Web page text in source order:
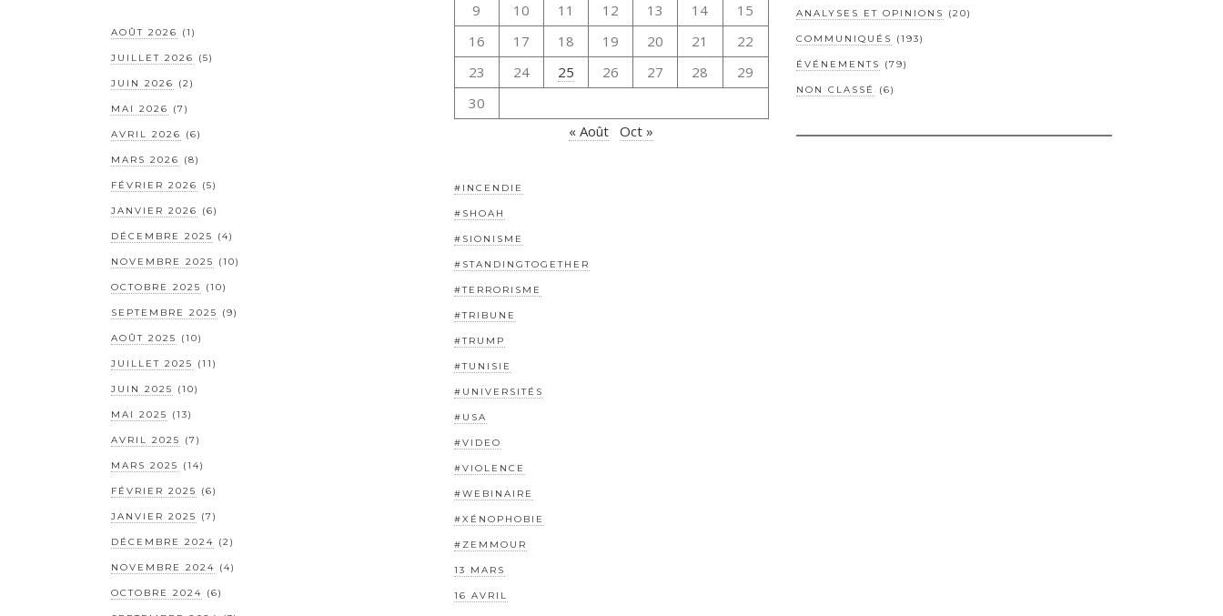
AOÛT 2026 (1)
JUILLET 2026 (5)
JUIN 2026 (2)
MAI 2026 (7)
AVRIL 2026 (6)
MARS 2026 (8)
FÉVRIER 2026 (5)
JANVIER 2026 (6)
DÉCEMBRE 2025 (4)
NOVEMBRE 2025 (10)
OCTOBRE 2025 (10)
SEPTEMBRE 2025 (9)
AOÛT 2025 (10)
JUILLET 2025 (11)
JUIN 2025 (10)
MAI 2025 (13)
AVRIL 2025 (7)
MARS 2025 (14)
FÉVRIER 2025 (6)
JANVIER 2025 (7)
DÉCEMBRE 2024 (2)
NOVEMBRE 2024 (4)
OCTOBRE 2024 (6)
9
10 11 12 13 14
15
16
17 18 19 20 21
22
23
24 25 26 27 28
29
30
« Août
Oct »
#INCENDIE
#SHOAH
#SIONISME
#STANDINGTOGETHER
#TERRORISME
#TRIBUNE
#TRUMP
#TUNISIE
#UNIVERSITÉS
#USA
#VIDEO
#VIOLENCE
#WEBINAIRE
#XÉNOPHOBIE
#ZEMMOUR
13 MARS
16 AVRIL
ANALYSES ET OPINIONS (20)
COMMUNIQUÉS (193)
ÉVÉNEMENTS (79)
NON CLASSÉ (6)